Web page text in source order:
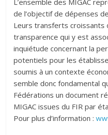
L’ensemble des MIGAC
de l’objectif de dépenses
Leurs transferts croissants
transparence qui y est
inquiétude concernant la
potentiels pour les
soumis à un contexte
semble donc fondamental
Fédérations un document
MIGAC issues du FIR par
Pour plus d’information :